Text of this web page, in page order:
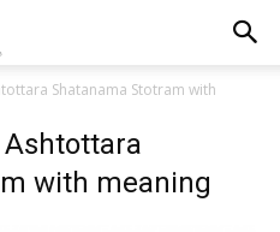
Shatanama Stotram with
with meaning